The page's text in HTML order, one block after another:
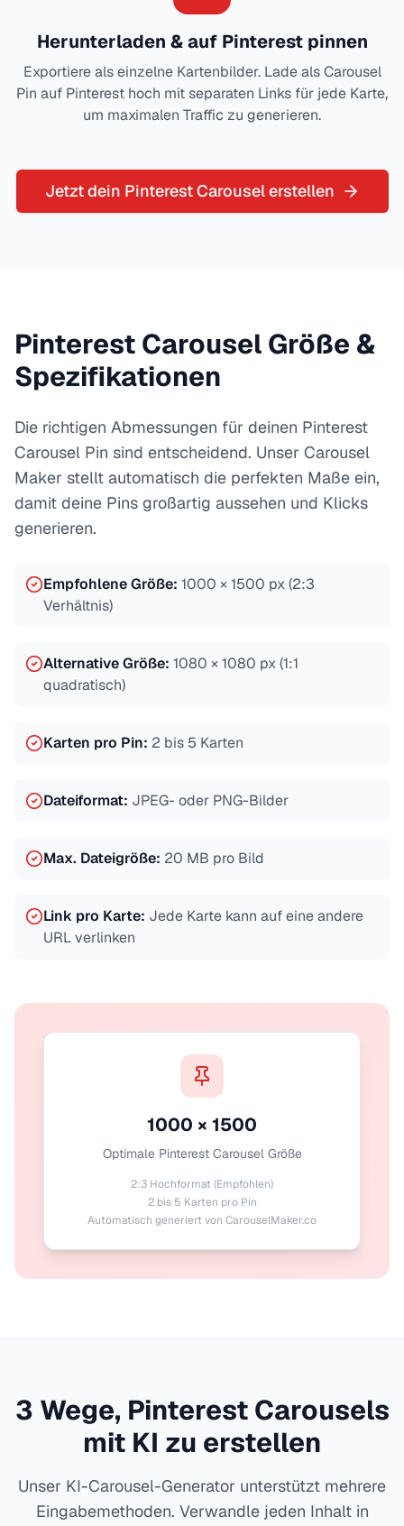
Herunterladen & auf Pinterest pinnen
Exportiere als einzelne Kartenbilder. Lade als Carousel
Pin auf Pinterest hoch mit separaten Links für jede Karte,
um maximalen Traffic zu generieren.
Jetzt dein Pinterest Carousel erstellen
Pinterest Carousel Größe &
Spezifikationen
Die richtigen Abmessungen für deinen Pinterest
Carousel Pin sind entscheidend. Unser Carousel
Maker stellt automatisch die perfekten Maße ein,
damit deine Pins großartig aussehen und Klicks
generieren.
Empfohlene Größe: 1000 × 1500 px (2:3
Verhältnis)
Alternative Größe: 1080 × 1080 px (1:1
quadratisch)
Karten pro Pin: 2 bis 5 Karten
Dateiformat: JPEG- oder PNG-Bilder
Max. Dateigröße: 20 MB pro Bild
Link pro Karte: Jede Karte kann auf eine andere
URL verlinken
1000 × 1500
Optimale Pinterest Carousel Größe
2:3 Hochformat (Empfohlen)
2 bis 5 Karten pro Pin
Automatisch generiert von CarouselMaker.co
3 Wege, Pinterest Carousels
mit KI zu erstellen
Unser KI-Carousel-Generator unterstützt mehrere
Eingabemethoden. Verwandle jeden Inhalt in